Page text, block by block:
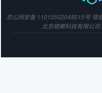
京公网安备 11010502048015号 增
北京螳螂科技有限公